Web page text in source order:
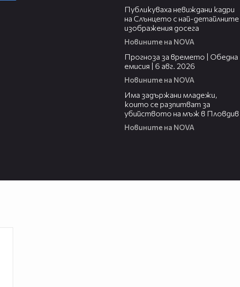
Публикуваха невиждани кадри
на Слънцето с най-детайлните
изображения досега
Новините на NOVA
Прогноза за времето | Обедна
емисия | 6 авг. 2026
Новините на NOVA
Има задържани младежи,
които се разпитват за
убийството на мъж в Пловдив
Новините на NOVA